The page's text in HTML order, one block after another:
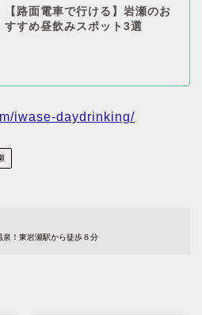
【路面電車で行ける】岩瀬のお
すすめ昼飲みスポット3選
iwase-daydrinking/
泉！東岩瀬駅から徒歩８分